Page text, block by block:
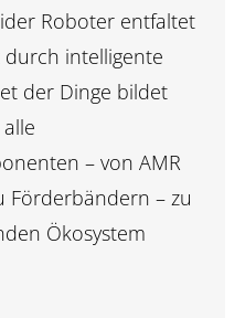
Roboter entfaltet
durch intelligente
der Dinge bildet
– von AMR
Förderbändern – zu
Ökosystem